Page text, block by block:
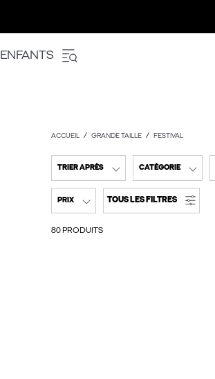
ENFANTS
ACCUEIL GRANDE TAILLE FESTIVAL
TRIER APRÈS CATÉGORIE
PRIX TOUS LES FILTRES
80 PRODUITS